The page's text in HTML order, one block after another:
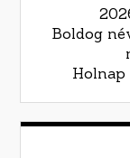
Boldog
Holnap